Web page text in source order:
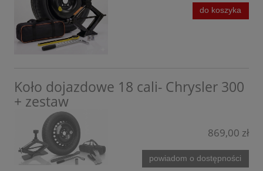
Mitsubishi
Nissan
Opel
Peugeot
Porsche
Infinity
do koszyka
Koło dojazdowe 18 cali- Chrysler 300
+ zestaw
869,00 zł
powiadom o dostępności